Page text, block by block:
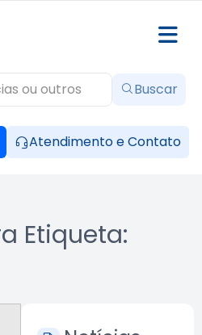
Atendimento e Contato
Buscar
Etiqueta: